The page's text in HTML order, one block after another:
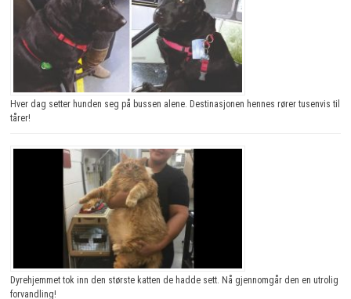
Hver dag setter hunden seg på bussen alene. Destinasjonen hennes rører tusenvis til
tårer!
Dyrehjemmet tok inn den største katten de hadde sett. Nå gjennomgår den en utrolig
forvandling!